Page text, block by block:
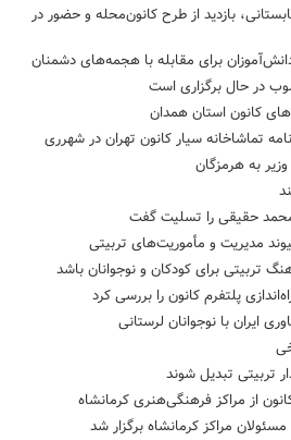
بازدید از طرح کانون‌محله و حضور در
برای مقابله با هجمه‌های دشمنان
در حال برگزاری است
کانون استان همدان
تماشاخانه سیار کانون تهران در شهرری
به هرمزگان
حقیقی را تسلیت گفت
مدیریت و مأموریت‌های تربیتی
تربیتی برای کودکان و نوجوانان باشد
پلتفرم کانون را بررسی کرد
ایران با نوجوانان لرستانی
تربیتی تبدیل شوند
از مراکز فرهنگی‌هنری کرمانشاه
مراکز کرمانشاه برگزار شد